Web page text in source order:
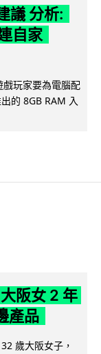
議 分析:
自家
玩家要為電腦配
的 8GB RAM 入
阪女 2 年
產品
歲大阪女子，